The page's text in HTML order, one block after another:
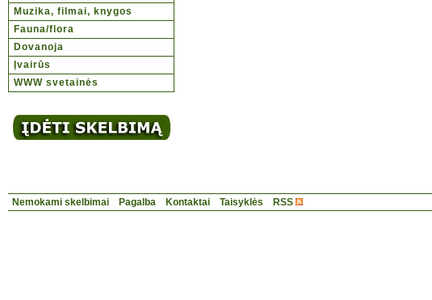
Muzika, filmai, knygos
Fauna/flora
Dovanoja
Įvairūs
WWW svetainės
Nemokami skelbimai Pagalba Kontaktai Taisyklės RSS